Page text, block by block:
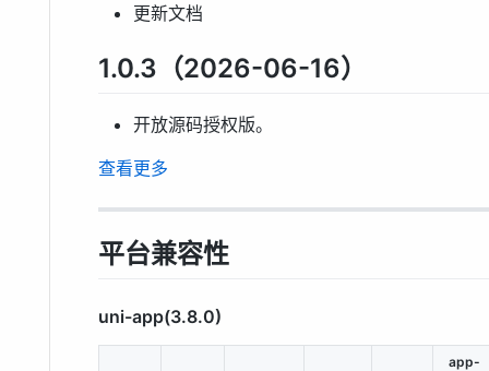
更新文档
1.0.3（2026-06-16）
开放源码授权版。
查看更多
平台兼容性
uni-app(3.8.0)
app-